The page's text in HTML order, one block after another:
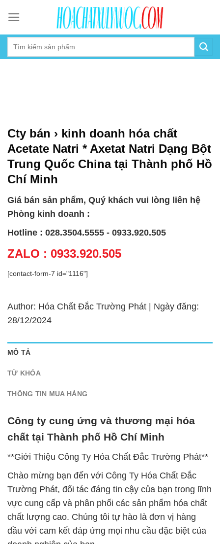
content
Cty bán › kinh doanh hóa chất
Acetate Natri * Axetat Natri Dạng Bột
Trung Quốc China tại Thành phố Hồ
Chí Minh
Giá bán sản phẩm, Quý khách vui lòng liên hệ
Phòng kinh doanh :
Hotline : 028.3504.5555 - 0933.920.505
ZALO : 0933.920.505
[contact-form-7 id="1116"]
Author: Hóa Chất Đắc Trường Phát | Ngày đăng:
28/12/2024
MÔ TẢ
TỪ KHÓA
THÔNG TIN MUA HÀNG
Công ty cung ứng và thương mại hóa
chất tại Thành phố Hồ Chí Minh
**Giới Thiệu Công Ty Hóa Chất Đắc Trường Phát**
Chào mừng bạn đến với Công Ty Hóa Chất Đắc
Trường Phát, đối tác đáng tin cậy của bạn trong lĩnh
vực cung cấp và phân phối các sản phẩm hóa chất
chất lượng cao. Chúng tôi tự hào là đơn vị hàng
đầu với cam kết đáp ứng mọi nhu cầu đặc biệt của